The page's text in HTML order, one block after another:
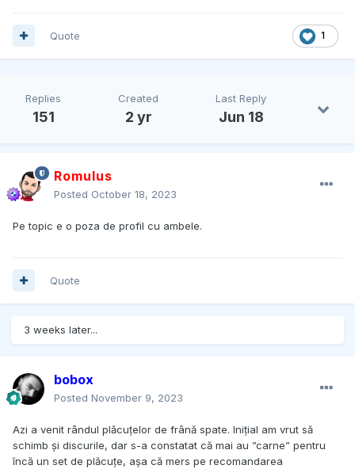
1
Quote
Replies
151
Created
2 yr
Last Reply
Jun 18
Romulus
Posted October 18, 2023
Pe topic e o poza de profil cu ambele.
Quote
3 weeks later...
bobox
Posted November 9, 2023
Azi a venit rândul plăcuțelor de frână spate. Inițial am vrut să
schimb și discurile, dar s-a constatat că mai au ”carne” pentru
încă un set de plăcuțe, așa că mers pe recomandarea